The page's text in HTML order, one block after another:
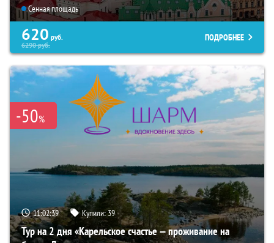
Сенная площадь
620 руб.
6290руб.
ПОДРОБНЕЕ
-50%
11:02:38 Купили:39
Тур на 2 дня «Карельское счастье — проживание на